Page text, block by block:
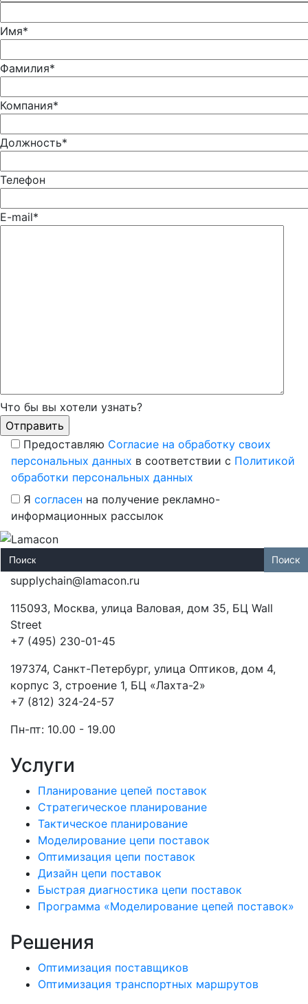
Имя*
Фамилия*
Компания*
Должность*
Телефон
E-mail*
Что бы вы хотели узнать?
Предоставляю Согласие на обработку своих
персональных данных в соответствии с Политикой
обработки персональных данных
Я согласен на получение рекламно-
информационных рассылок
Search
for:
supplychain@lamacon.ru
115093, Москва, улица Валовая, дом 35, БЦ Wall
Street
+7 (495) 230-01-45
197374, Санкт-Петербург, улица Оптиков, дом 4,
корпус 3, строение 1, БЦ «Лахта-2»
+7 (812) 324-24-57
Пн-пт: 10.00 - 19.00
Услуги
Планирование цепей поставок
Стратегическое планирование
Тактическое планирование
Моделирование цепи поставок
Оптимизация цепи поставок
Дизайн цепи поставок
Быстрая диагностика цепи поставок
Программа «Моделирование цепей поставок»
Решения
Оптимизация поставщиков
Оптимизация транспортных маршрутов